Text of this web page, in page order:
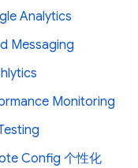
Analytics
Messaging
Monitoring
Config 个性化